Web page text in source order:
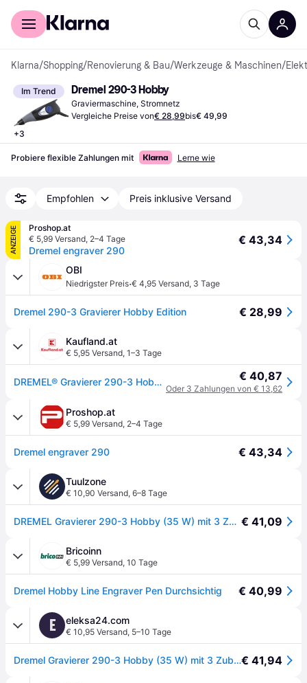
Für Shopper
Klarna/Shopping/Renovierung & Bau/Werkzeuge & Maschinen/
Im Trend
+3
Dremel 290-3 Hobby
Graviermaschine, Stromnetz
Vergleiche Preise von€ 28,99bis€ 49,99
Probiere flexible Zahlungen mit Lerne wie
Empfohlen Preis inklusive Versand
ANZEIGE
Proshop.at
€ 5,99 Versand, 2–4 Tage
Dremel engraver 290
€ 43,34
OBI
Niedrigster Preis·€ 4,95 Versand, 3 Tage
Dremel 290-3 Gravierer Hobby Edition € 28,99
Kaufland.at
€ 5,95 Versand, 1–3 Tage
DREMEL® Gravierer 290-3 Hobby (35 W) mit 3 Zubehöre, 4 Designschablonen € 40,87
Oder 3 Zahlungen von € 13,62
Proshop.at
€ 5,99 Versand, 2–4 Tage
Dremel engraver 290 € 43,34
Tuulzone
€ 10,90 Versand, 6–8 Tage
DREMEL Gravierer 290-3 Hobby (35 W) mit 3 Zubehöre, 4 Designschablonen - F0130290JJ € 41,09
Bricoinn
€ 5,99 Versand, 10 Tage
Dremel Hobby Line Engraver Pen Durchsichtig € 40,99
E eleksa24.com
€ 10,95 Versand, 5–10 Tage
Dremel Gravierer 290-3 Hobby (35 W) mit 3 Zubehöre, 4 Designschablonen€ 41,94